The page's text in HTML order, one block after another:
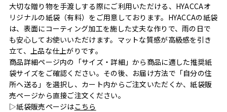
大切な贈り物を手渡しする際にご利用いただける、HYACCAオ
リジナルの紙袋（有料）をご用意しております。HYACCAの紙袋
は、表面にコーティング加工を施した丈夫な作りで、雨の日で
も安心してお使いいただけます。マットな質感が高級感を引き
立て、上品な仕上がりです。
商品詳細ページ内の「サイズ・詳細」から商品に適した推奨紙
袋サイズをご確認ください。その後、お届け方法で「自分の住
所へ送る」を選択し、カート内からご注文いただくか、紙袋販
売ページから直接ご注文ください。
▷紙袋販売ページはこちら